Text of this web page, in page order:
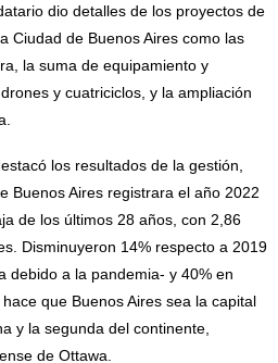
dio detalles de los proyectos de
Ciudad de Buenos Aires como las
la suma de equipamiento y
y cuatriciclos, y la ampliación
los resultados de la gestión,
Buenos Aires registrara el año 2022
de los últimos 28 años, con 2,86
Disminuyeron 14% respecto a 2019
debido a la pandemia- y 40% en
que Buenos Aires sea la capital
y la segunda del continente,
de Ottawa.